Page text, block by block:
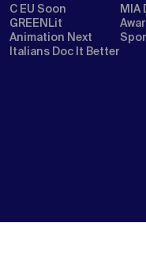
C EU Soon
GREENLit
Animation Next
Italians Doc It Better
MIA